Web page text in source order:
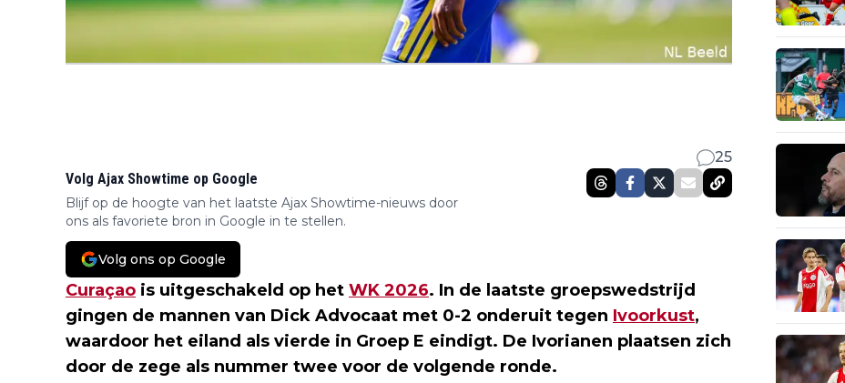
25
Volg Ajax Showtime op Google
Blijf op de hoogte van het laatste Ajax Showtime-nieuws door
ons als favoriete bron in Google in te stellen.
Volg ons op Google
Curaçao is uitgeschakeld op het WK 2026. In de laatste groepswedstrijd
gingen de mannen van Dick Advocaat met 0-2 onderuit tegen Ivoorkust,
waardoor het eiland als vierde in Groep E eindigt. De Ivorianen plaatsen zich
door de zege als nummer twee voor de volgende ronde.